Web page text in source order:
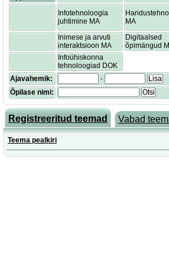
Infotehnoloogia
juhtimine MA
MA
Inimese ja arvuti
interaktsioon MA
Digitaalsed
õpimängud
Infoühiskonna
tehnoloogiad DOK
Ajavahemik:
-
Lisa
Õpilase nimi:
Otsi
Registreeritud teemad Vabad
Teema pealkiri